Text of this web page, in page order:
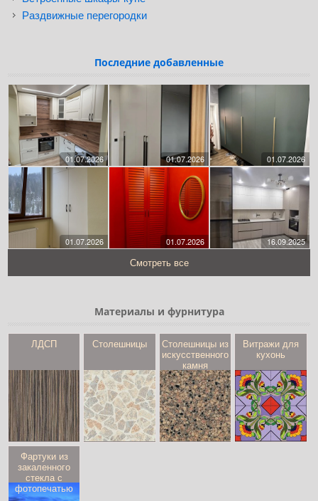
Раздвижные перегородки
Последние добавленные
01.07.2026 01.07.2026 01.07.2026
01.07.2026 01.07.2026 16.09.2025
Смотреть все
Материалы и фурнитура
ЛДСП Столешницы Столешницы из
искусственного
камня
Витражи для
кухонь
Фартуки из
закаленного
стекла с
фотопечатью